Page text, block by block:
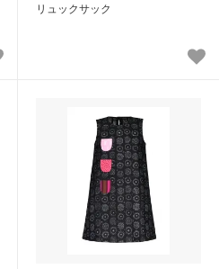
リュックサック